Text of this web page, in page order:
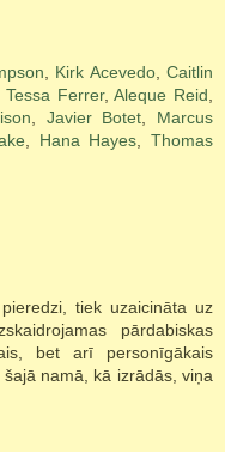
Kirk Acevedo, Caitlin
Tessa Ferrer,Aleque Reid
Javier Botet
Marcus
Hana Hayes ,Thomas
tiek uzaicināta uz
pārdabiskas
bet arī personīgākais
namā, kā izrādās, viņa